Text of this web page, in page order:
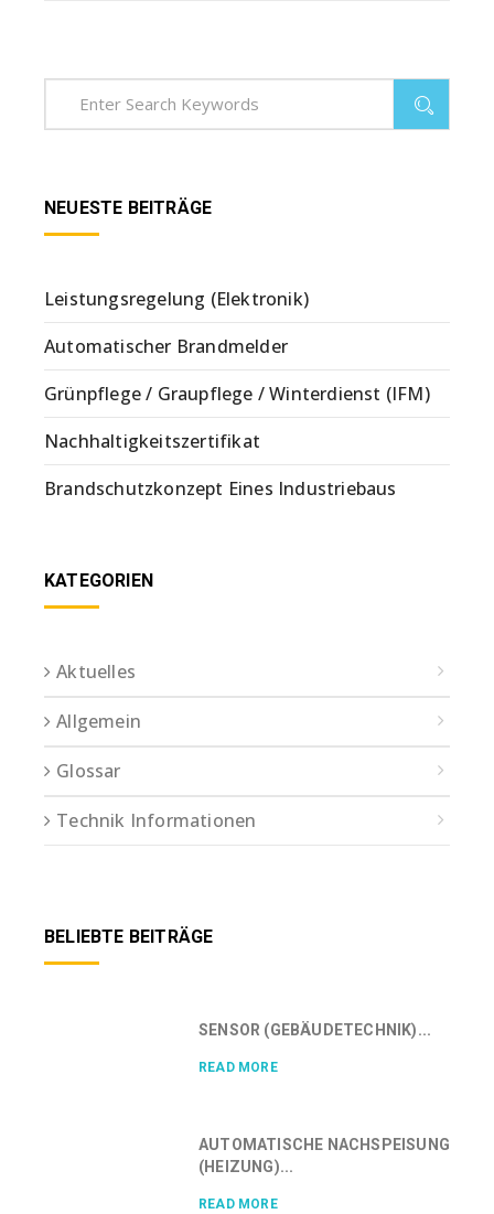
NEUESTE BEITRÄGE
Leistungsregelung (Elektronik)
Automatischer Brandmelder
Grünpflege / Graupflege / Winterdienst (IFM)
Nachhaltigkeitszertifikat
Brandschutzkonzept Eines Industriebaus
KATEGORIEN
Aktuelles
Allgemein
Glossar
Technik Informationen
BELIEBTE BEITRÄGE
SENSOR (GEBÄUDETECHNIK)...
READ MORE
AUTOMATISCHE NACHSPEISUNG
(HEIZUNG)...
READ MORE